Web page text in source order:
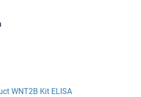
WNT2B Kit ELISA